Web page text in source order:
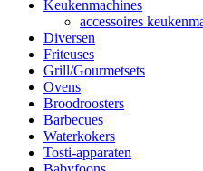
Keukenmachines
accessoires
Diversen
Friteuses
Grill/Gourmetsets
Ovens
Broodroosters
Barbecues
Waterkokers
Tosti-apparaten